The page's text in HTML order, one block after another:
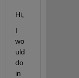
Hi,
I
wo
uld
do
in